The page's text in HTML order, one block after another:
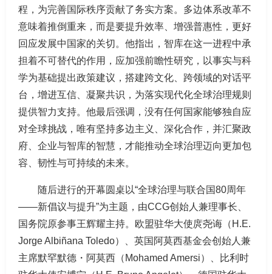
程，为完善国际秩序贡献了务实方案。多边体系改革不
意味着推倒重来，而是要提升效率、增强普惠性，更好
回应发展中国家的关切。他指出，智库在这一进程中承
担着不可替代的作用，应加强前瞻性研究，以事实与科
学为基础提出政策建议，搭建跨文化、跨领域的对话平
台，增进互信、凝聚共识，为落实现代化全球治理规则
提供智力支持。他最后强调，没有任何国家能够独自应
对全球挑战，唯有坚持多边主义、深化合作，并汇聚政
府、企业与智库的智慧，才能推动全球治理迈向更加包
容、韧性与可持续的未来。
随后进行的开幕圆桌以“全球治理与联合国80周年
——新倡议与提升”为主题，由CCG创始人兼理事长、
国务院原参事王辉耀主持。欧盟驻华大使庹尧诲（H.E.
Jorge Albiñana Toledo）、英国阿莫西基金会创始人兼
主席默罕默德・阿莫西（Mohamed Amersi）、比利时